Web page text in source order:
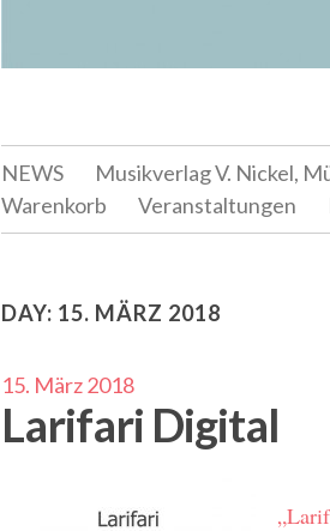
NEWS Musikverlag V. Nickel,
Warenkorb
Veranstaltungen
DAY: 15. MÄRZ 2018
15. März 2018
Larifari Digital